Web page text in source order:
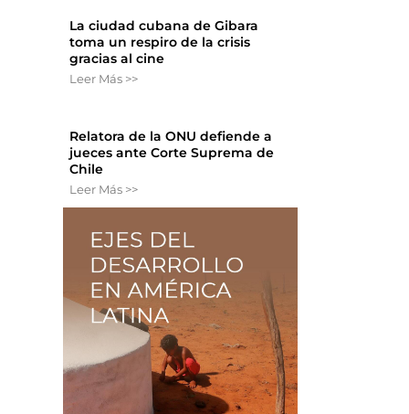
La ciudad cubana de Gibara
toma un respiro de la crisis
gracias al cine
Leer Más >>
Relatora de la ONU defiende a
jueces ante Corte Suprema de
Chile
Leer Más >>